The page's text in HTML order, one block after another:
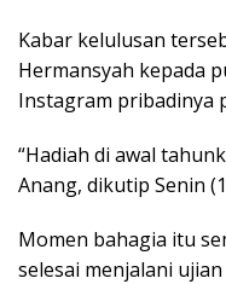
Kabar kelulusan
Hermansyah kepada
Instagram pribadinya
“Hadiah di awal
Anang, dikutip Senin
Momen bahagia itu
selesai menjalani